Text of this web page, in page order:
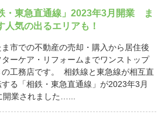
・東急直通線」2023年3月開業 ま
人気の出るエリアも！
ま市での不動産の売却・購入から居住後
ーケア・リフォームまでワンストップ
の工務店です。 相鉄線と東急線が相互直
る「相鉄・東急直通線」が2023年3月
開業されました…...